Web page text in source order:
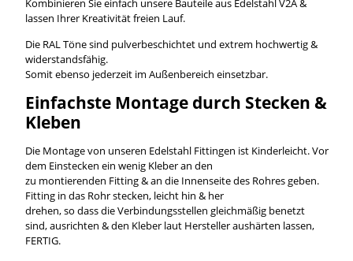
lassen Ihrer Kreativität freien Lauf.
Die RAL Töne sind pulverbeschichtet und extrem hochwertig &
widerstandsfähig.
Somit ebenso jederzeit im Außenbereich einsetzbar.
Einfachste Montage durch Stecken &
Kleben
Die Montage von unseren Edelstahl Fittingen ist Kinderleicht. Vor
dem Einstecken ein wenig Kleber an den
zu montierenden Fitting & an die Innenseite des Rohres geben.
Fitting in das Rohr stecken, leicht hin & her
drehen, so dass die Verbindungsstellen gleichmäßig benetzt
sind, ausrichten & den Kleber laut Hersteller aushärten lassen,
FERTIG.